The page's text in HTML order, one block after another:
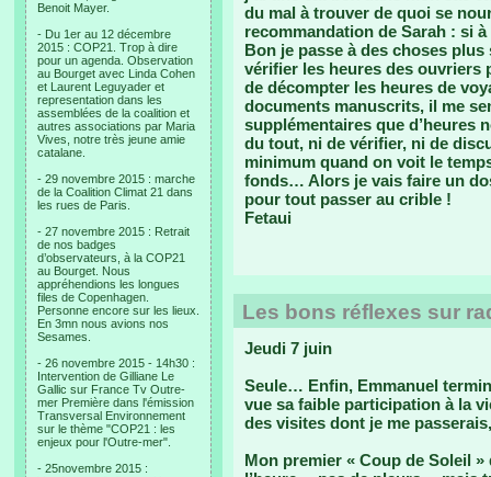
Benoit Mayer.
- Du 1er au 12 décembre
2015 : COP21. Trop à dire
pour un agenda. Observation
au Bourget avec Linda Cohen
et Laurent Leguyader et
representation dans les
assemblées de la coalition et
autres associations par Maria
Vives, notre très jeune amie
catalane.
- 29 novembre 2015 : marche
de la Coalition Climat 21 dans
les rues de Paris.
- 27 novembre 2015 : Retrait
de nos badges
d’observateurs, à la COP21
au Bourget. Nous
appréhendions les longues
files de Copenhagen.
Personne encore sur les lieux.
En 3mn nous avions nos
Sesames.
- 26 novembre 2015 - 14h30 :
Intervention de Gilliane Le
Gallic sur France Tv Outre-
mer Première dans l'émission
Transversal Environnement
sur le thème "COP21 : les
enjeux pour l'Outre-mer".
- 25novembre 2015 :
du mal à trouver de quoi se
recommandation de Sarah : si
Bon je passe à des choses
vérifier les heures des ouvriers
de décompter les heures de
documents manuscrits, il me
supplémentaires que d’heures
du tout, ni de vérifier, ni de
minimum quand on voit le
fonds… Alors je vais faire un
pour tout passer au crible !
Fetaui
Les bons réflexes sur
Jeudi 7 juin
Seule… Enfin, Emmanuel
vue sa faible participation à la
des visites dont je me
Mon premier « Coup de Soleil